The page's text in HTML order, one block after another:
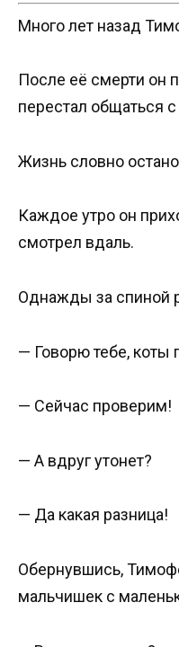
Много лет назад
После её смерти он
перестал общаться
Жизнь словно
Каждое утро он
смотрел вдаль.
Однажды за спиной
— Говорю тебе, коты
— Сейчас проверим!
— А вдруг утонет?
— Да какая разница!
Обернувшись,
мальчишек с